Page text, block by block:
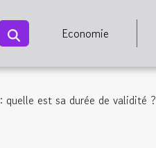
Economie
est sa durée de validité ?